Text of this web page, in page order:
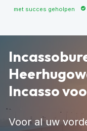
met succes geholpen
Incasso
Voor al uw